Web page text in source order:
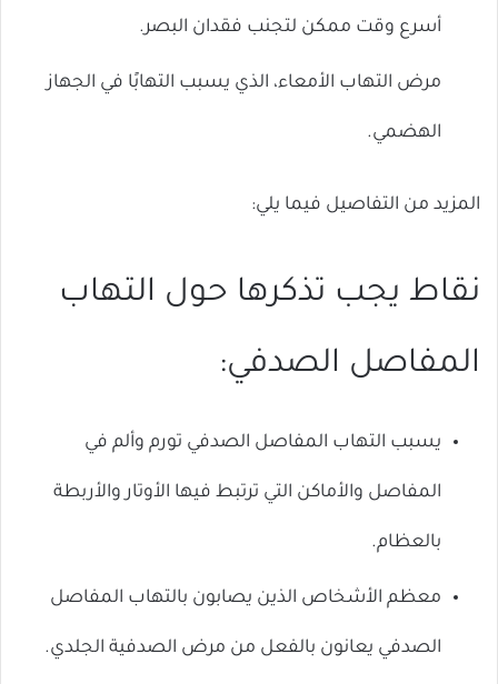
أسرع وقت ممكن لتجنب فقدان البصر.
مرض التهاب الأمعاء، الذي يسبب التهابًا في الجهاز
الهضمي.
المزيد من التفاصيل فيما يلي:
نقاط يجب تذكرها حول التهاب
المفاصل الصدفي:
يسبب التهاب المفاصل الصدفي تورم وألم في
المفاصل والأماكن التي ترتبط فيها الأوتار والأربطة
بالعظام.
معظم الأشخاص الذين يصابون بالتهاب المفاصل
الصدفي يعانون بالفعل من مرض الصدفية الجلدي.